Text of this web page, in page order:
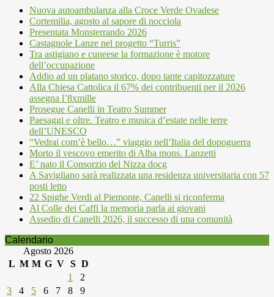
Nuova autoambulanza alla Croce Verde Ovadese
Cortemilia, agosto al sapore di nocciola
Presentata Monsterrando 2026
Castagnole Lanze nel progetto “Turris”
Tra astigiano e cuneese la formazione è motore
dell’occupazione
Addio ad un platano storico, dopo tante capitozzature
Alla Chiesa Cattolica il 67% dei contribuenti per il 2026
assegna l’8xmille
Prosegue Canelli in Teatro Summer
Paesaggi e oltre. Teatro e musica d’estate nelle terre
dell’UNESCO
“Vedrai com’è bello…” viaggio nell’Italia del dopoguerra
Morto il vescovo emerito di Alba mons. Lanzetti
E’ nato il Consorzio del Nizza docg
A Savigliano sarà realizzata una residenza universitaria con 57
posti letto
22 Spighe Verdi al Piemonte, Canelli si riconferma
Al Colle dei Caffi la memoria parla ai giovani
Assedio di Canelli 2026, il successo di una comunità
Calendario
Agosto 2026
L M M G V S D
1
2
3
4 5 6 7 8
9